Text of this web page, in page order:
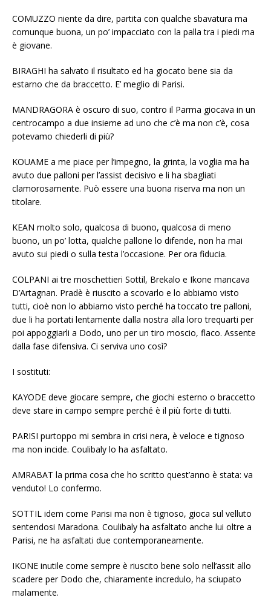
COMUZZO niente da dire, partita con qualche sbavatura ma
comunque buona, un po’ impacciato con la palla tra i piedi ma
è giovane.
BIRAGHI ha salvato il risultato ed ha giocato bene sia da
estarno che da braccetto. E’ meglio di Parisi.
MANDRAGORA è oscuro di suo, contro il Parma giocava in un
centrocampo a due insieme ad uno che c’è ma non c’è, cosa
potevamo chiederli di più?
KOUAME a me piace per l’impegno, la grinta, la voglia ma ha
avuto due palloni per l’assist decisivo e li ha sbagliati
clamorosamente. Può essere una buona riserva ma non un
titolare.
KEAN molto solo, qualcosa di buono, qualcosa di meno
buono, un po’ lotta, qualche pallone lo difende, non ha mai
avuto sui piedi o sulla testa l’occasione. Per ora fiducia.
COLPANI ai tre moschettieri Sottil, Brekalo e Ikone mancava
D’Artagnan. Pradè è riuscito a scovarlo e lo abbiamo visto
tutti, cioè non lo abbiamo visto perché ha toccato tre palloni,
due li ha portati lentamente dalla nostra alla loro trequarti per
poi appoggiarli a Dodo, uno per un tiro moscio, flaco. Assente
dalla fase difensiva. Ci serviva uno così?
I sostituti:
KAYODE deve giocare sempre, che giochi esterno o braccetto
deve stare in campo sempre perché è il più forte di tutti.
PARISI purtoppo mi sembra in crisi nera, è veloce e tignoso
ma non incide. Coulibaly lo ha asfaltato.
AMRABAT la prima cosa che ho scritto quest’anno è stata: va
venduto! Lo confermo.
SOTTIL idem come Parisi ma non è tignoso, gioca sul velluto
sentendosi Maradona. Coulibaly ha asfaltato anche lui oltre a
Parisi, ne ha asfaltati due contemporaneamente.
IKONE inutile come sempre è riuscito bene solo nell’assit allo
scadere per Dodo che, chiaramente incredulo, ha sciupato
malamente.